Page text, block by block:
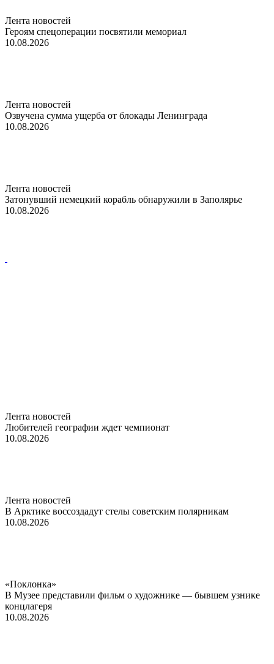
Лента новостей
Героям спецоперации посвятили мемориал
10.08.2026
Лента новостей
Озвучена сумма ущерба от блокады Ленинграда
10.08.2026
Лента новостей
Затонувший немецкий корабль обнаружили в Заполярье
10.08.2026
Лента новостей
Любителей географии ждет чемпионат
10.08.2026
Лента новостей
В Арктике воссоздадут стелы советским полярникам
10.08.2026
«Поклонка»
В Музее представили фильм о художнике — бывшем узнике
концлагеря
10.08.2026